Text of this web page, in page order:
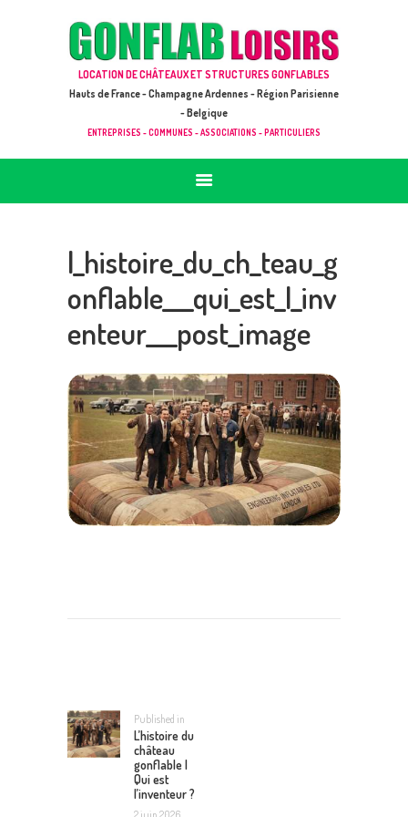
LOCATION DE CHÂTEAUX ET STRUCTURES GONFLABLES
Hauts de France - Champagne Ardennes - Région Parisienne
- Belgique
ENTREPRISES - COMMUNES - ASSOCIATIONS - PARTICULIERS
GONFLAB LOISIRS
ACCUEIL
JEUX À LOUER & PRESTATIONS
CATALOGUE / TARIF
DEMANDE DE DEVIS (SOUS 24H)
l_histoire_du_ch_teau_g
onflable___qui_est_l_inv
enteur___post_image
L’ARTICLE
Published in
post:
L’histoire du
château
gonflable |
Qui est
l’inventeur ?